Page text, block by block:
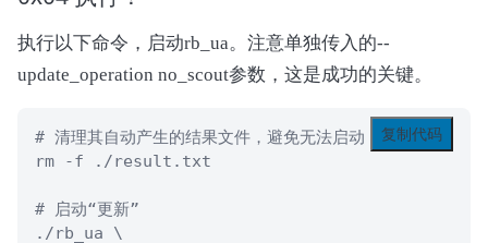
执行以下命令，启动rb_ua。注意单独传入的--
update_operation no_scout参数，这是成功的关键。
复制代码
# 清理其自动产生的结果文件，避免无法启动
rm -f ./result.txt
# 启动“更新”
./rb_ua \